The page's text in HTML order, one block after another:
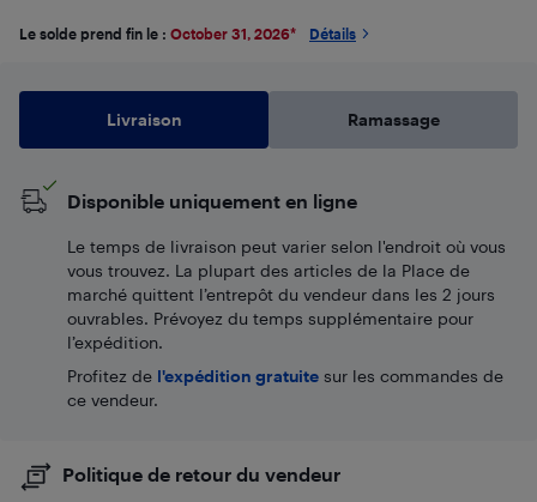
Le solde prend fin le : October 31, 2026* Détails
Livraison Ramassage
Disponible uniquement en ligne
Le temps de livraison peut varier selon l'endroit où vous
vous trouvez. La plupart des articles de la Place de
marché quittent l’entrepôt du vendeur dans les 2 jours
ouvrables. Prévoyez du temps supplémentaire pour
l’expédition.
Profitez de l'expédition gratuite sur les commandes de
ce vendeur.
Politique de retour du vendeur